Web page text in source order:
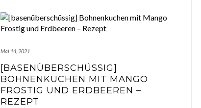
Mai 14, 2021
[BASENÜBERSCHÜSSIG]
BOHNENKUCHEN MIT MANGO
FROSTIG UND ERDBEEREN –
REZEPT